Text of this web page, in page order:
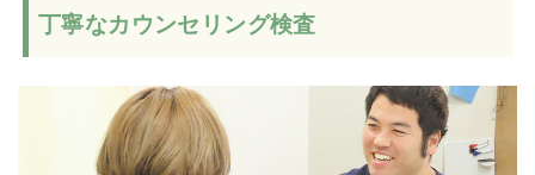
丁寧なカウンセリング検査